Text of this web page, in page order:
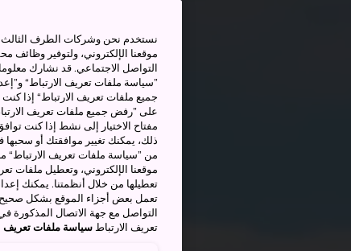
نستخدم نحن وشركات الطرف الثالث
موقعنا الإلكتروني، ولتوفير
التواصل الاجتماعي. قد نشارك
”سياسة ملفات تعريف الارتباط“
جميع ملفات تعريف الارتباط“ إذا
على ”رفض جميع ملفات تعريف
مفتاح الاختيار إلى نشط إذا كنت
من ”سياسة ملفات تعريف الارتباط“
موقعنا الإلكتروني، وتعطيل ملفات
تعطيلها من خلال أنظمتنا. يمكنك
تعمل بعض أجزاء الموقع بشكل
التواصل مع جهة الاتصال المذكورة
تعريف الارتباط سياسة ملفات تعريف